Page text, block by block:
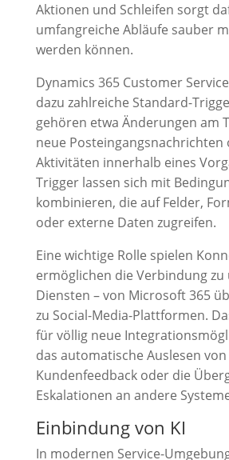
Aktionen und Schleifen sorgt
umfangreiche Abläufe sauber
werden können.
Dynamics 365 Customer
dazu zahlreiche Standard-
gehören etwa Änderungen am
neue Posteingangsnachrichten
Aktivitäten innerhalb eines
Trigger lassen sich mit
kombinieren, die auf Felder,
oder externe Daten zugreifen.
Eine wichtige Rolle spielen
ermöglichen die Verbindung zu
Diensten – von Microsoft 365
zu Social-Media-Plattformen.
für völlig neue
das automatische Auslesen von
Kundenfeedback oder die
Eskalationen an andere
Einbindung von KI
In modernen Service-